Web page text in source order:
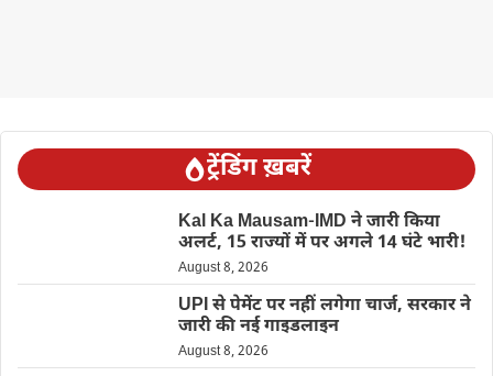
ट्रेंडिंग ख़बरें
Kal Ka Mausam-IMD ने जारी किया
अलर्ट, 15 राज्यों में पर अगले 14 घंटे भारी!
August 8, 2026
UPI से पेमेंट पर नहीं लगेगा चार्ज, सरकार ने
जारी की नई गाइडलाइन
August 8, 2026